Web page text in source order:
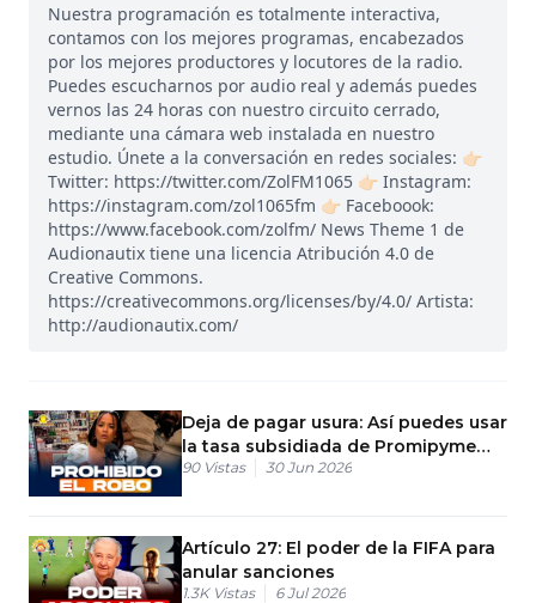
Nuestra programación es totalmente interactiva,
contamos con los mejores programas, encabezados
por los mejores productores y locutores de la radio.
Puedes escucharnos por audio real y además puedes
vernos las 24 horas con nuestro circuito cerrado,
mediante una cámara web instalada en nuestro
estudio. Únete a la conversación en redes sociales: 👉🏻
Twitter: https://twitter.com/ZolFM1065 👉🏻 Instagram:
https://instagram.com/zol1065fm 👉🏻 Faceboook:
https://www.facebook.com/zolfm/ News Theme 1 de
Audionautix tiene una licencia Atribución 4.0 de
Creative Commons.
https://creativecommons.org/licenses/by/4.0/ Artista:
http://audionautix.com/
Deja de pagar usura: Así puedes usar
la tasa subsidiada de Promipyme
hoy
90 Vistas 30 Jun 2026
Artículo 27: El poder de la FIFA para
anular sanciones
1.3K Vistas 6 Jul 2026